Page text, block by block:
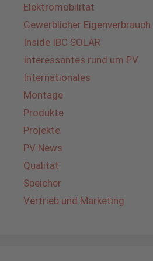
Elektromobilität
Gewerblicher Eigenverbrauch
Inside IBC SOLAR
Interessantes rund um PV
Internationales
Montage
Produkte
Projekte
PV News
Qualität
Speicher
Vertrieb und Marketing